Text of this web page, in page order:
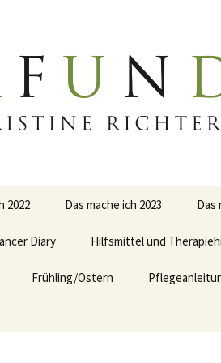
2022 Das mache ich 2023 Das
Diary Hilfsmittel und
Frühling/Ostern